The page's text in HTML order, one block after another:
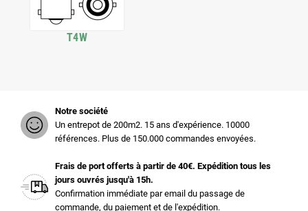
T4W
Notre société
Un entrepot de 200m2. 15 ans d'expérience. 10000
références. Plus de 150.000 commandes envoyées.
Frais de port offerts à partir de 40€. Expédition tous les
jours ouvrés jusqu'à 15h.
Confirmation immédiate par email du passage de
commande, du paiement et de l'expédition.